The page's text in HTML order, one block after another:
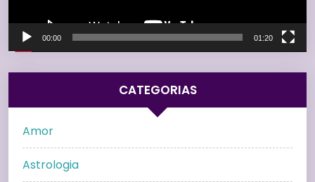
00:00 01:20
CATEGORIAS
Amor
Astrologia